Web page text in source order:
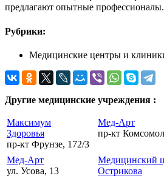
предлагают опытные профессионалы.
Рубрики:
Медицинские центры и
Другие медицинские учреждения :
Максимум
Здоровья
пр-кт Фрунзе, 172/3
Мед-Арт
пр-кт
Мед-Арт
ул. Усова, 13
Медицинский
Острикова